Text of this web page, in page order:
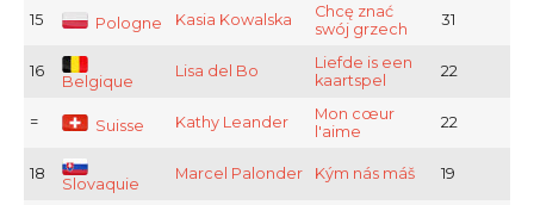
15 Pologne Kasia Kowalska
Chcę znać
swój grzech
31
16
Belgique
Lisa del Bo
Liefde is een
kaartspel
22
= Suisse Kathy Leander
Mon cœur
l'aime
22
18
Slovaquie
Marcel Palonder Kým nás máš 19